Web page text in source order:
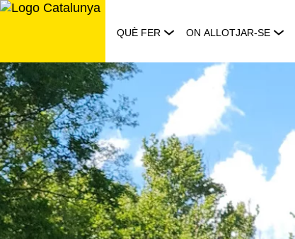
Saltar
QUÈ FER ON ALLOTJAR-SE